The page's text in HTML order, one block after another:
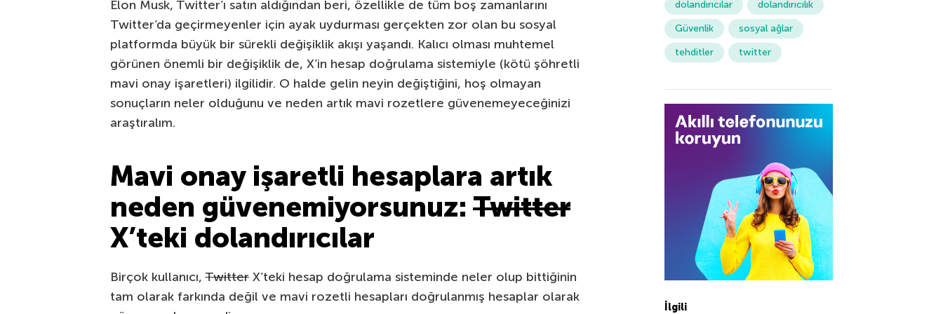
Elon Musk, Twitter’ı satın aldığından beri, özellikle de tüm boş zamanlarını
Twitter’da geçirmeyenler için ayak uydurması gerçekten zor olan bu sosyal
platformda büyük bir sürekli değişiklik akışı yaşandı. Kalıcı olması muhtemel
görünen önemli bir değişiklik de, X’in hesap doğrulama sistemiyle (kötü şöhretli
mavi onay işaretleri) ilgilidir. O halde gelin neyin değiştiğini, hoş olmayan
sonuçların neler olduğunu ve neden artık mavi rozetlere güvenemeyeceğinizi
araştıralım.
Mavi onay işaretli hesaplara artık
neden güvenemiyorsunuz: Twitter
X’teki dolandırıcılar
Birçok kullanıcı, Twitter X’teki hesap doğrulama sisteminde neler olup bittiğinin
tam olarak farkında değil ve mavi rozetli hesapları doğrulanmış hesaplar olarak
dolandırıcılar
dolandırıcılık
Güvenlik
sosyal ağlar
tehditler
twitter
İlgili